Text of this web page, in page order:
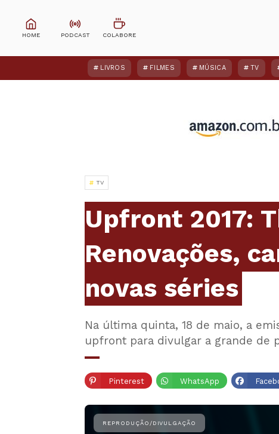
LIVROS FILMES MÚSICA TV
TV
Upfront 2017:
Renovações,
novas séries
Na última quinta, 18 de maio, a
upfront para divulgar a grande de
Pinterest WhatsApp